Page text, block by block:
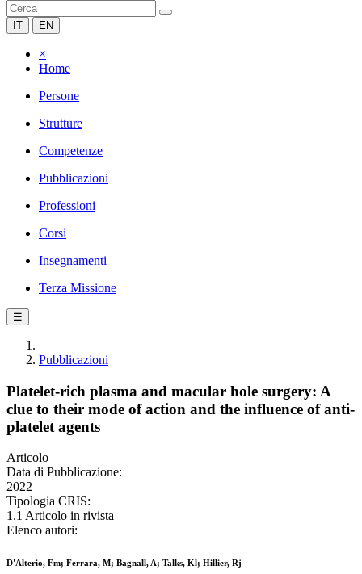
IT EN
×
Home
Persone
Strutture
Competenze
Pubblicazioni
Professioni
Corsi
Insegnamenti
Terza Missione
☰
Pubblicazioni
Platelet-rich plasma and macular hole surgery: A
clue to their mode of action and the influence of anti-
platelet agents
Articolo
Data di Pubblicazione:
2022
Tipologia CRIS:
1.1 Articolo in rivista
Elenco autori:
D'Alterio, Fm; Ferrara, M; Bagnall, A; Talks, Kl; Hillier, Rj